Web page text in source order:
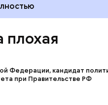
плохая
Федерации, кандидат
при Правительстве РФ